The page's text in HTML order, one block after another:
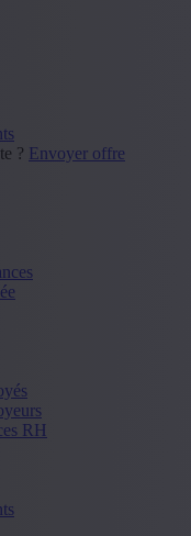
? Envoyer offre
RH